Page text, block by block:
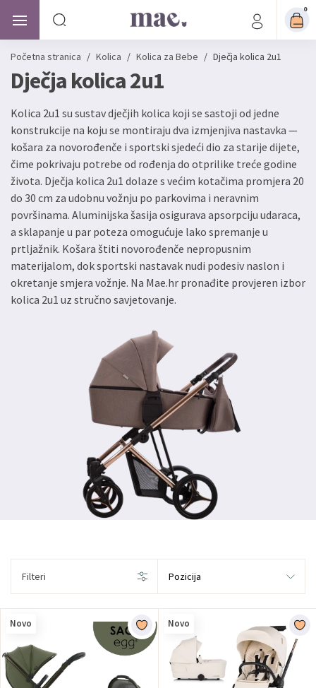
0
Početna stranica / Kolica / Kolica za Bebe / Dječja kolica 2u1
Dječja kolica 2u1
Kolica 2u1 su sustav dječjih kolica koji se sastoji od jedne
konstrukcije na koju se montiraju dva izmjenjiva nastavka —
košara za novorođenče i sportski sjedeći dio za starije dijete,
čime pokrivaju potrebe od rođenja do otprilike treće godine
života. Dječja kolica 2u1 dolaze s većim kotačima promjera 20
do 30 cm za udobnu vožnju po parkovima i neravnim
površinama. Aluminijska šasija osigurava apsorpciju udaraca,
a sklapanje u par poteza omogućuje lako spremanje u
prtljažnik. Košara štiti novorođenče nepropusnim
materijalom, dok sportski nastavak nudi podesiv naslon i
okretanje smjera vožnje. Na Mae.hr pronađite provjeren izbor
kolica 2u1 uz stručno savjetovanje.
Filteri
Novo Novo